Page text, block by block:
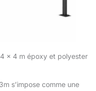
x 4 m époxy et polyester
s’impose comme une